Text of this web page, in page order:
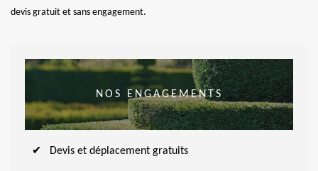
devis gratuit et sans engagement.
NOS ENGAGEMENTS
Devis et déplacement gratuits